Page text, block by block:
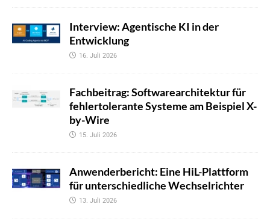
Interview: Agentische KI in der
Entwicklung
16. Juli 2026
Fachbeitrag: Softwarearchitektur für
fehlertolerante Systeme am Beispiel X-
by-Wire
15. Juli 2026
Anwenderbericht: Eine HiL-Plattform
für unterschiedliche Wechselrichter
13. Juli 2026